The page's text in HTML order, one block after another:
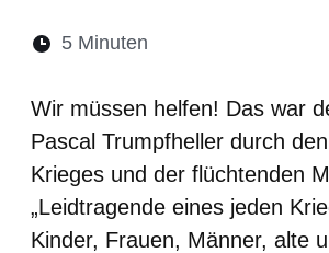
Lesedauer:
5 Minuten
Wir müssen helfen! Das war
Pascal Trumpfheller durch
Krieges und der flüchtenden
„Leidtragende eines jeden
Kinder, Frauen, Männer, alte